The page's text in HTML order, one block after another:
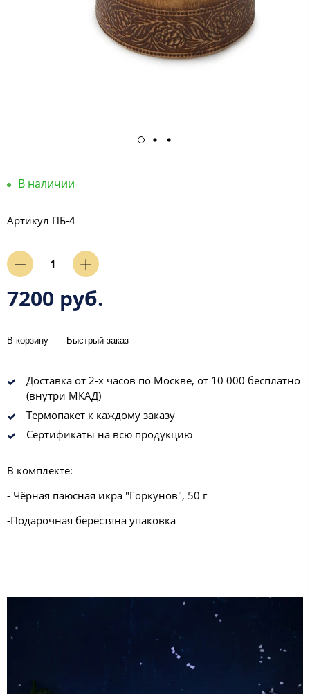
В наличии
Артикул ПБ-4
7200 руб.
В корзину Быстрый заказ
Доставка от 2-х часов по Москве, от 10 000 бесплатно
(внутри МКАД)
Термопакет к каждому заказу
Сертификаты на всю продукцию
В комплекте:
- Чёрная паюсная икра "Горкунов", 50 г
-Подарочная берестяна упаковка